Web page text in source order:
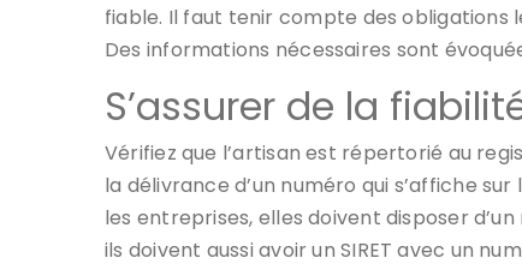
fiable. Il faut tenir compte des obligations
Des informations nécessaires sont
S’assurer de la
Vérifiez que l’artisan est répertorié au
la délivrance d’un numéro qui s’affiche
les entreprises, elles doivent disposer
ils doivent aussi avoir un SIRET avec un